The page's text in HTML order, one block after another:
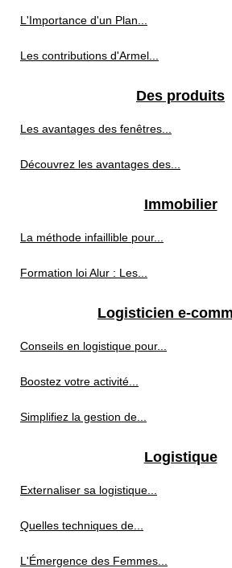
L'Importance d'un Plan...
Les contributions d'Armel...
Des produits
Les avantages des fenêtres...
Découvrez les avantages des...
Immobilier
La méthode infaillible pour...
Formation loi Alur : Les...
Logisticien e-
Conseils en logistique pour...
Boostez votre activité...
Simplifiez la gestion de...
Logistique
Externaliser sa logistique...
Quelles techniques de...
L'Émergence des Femmes...